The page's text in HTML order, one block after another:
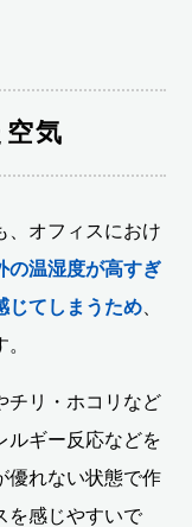
気
、オフィスにおけ
の温湿度が高すぎ
じてしまうため
チリ・ホコリなど
ルギー反応などを
優れない状態で作
を感じやすいで